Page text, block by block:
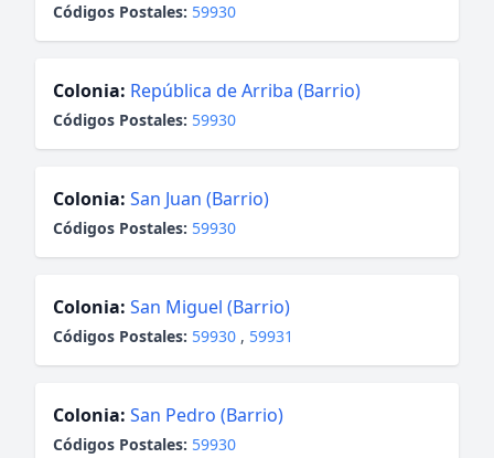
Códigos Postales: 59930
Colonia: República de Arriba (Barrio)
Códigos Postales: 59930
Colonia: San Juan (Barrio)
Códigos Postales: 59930
Colonia: San Miguel (Barrio)
Códigos Postales: 59930 , 59931
Colonia: San Pedro (Barrio)
Códigos Postales: 59930